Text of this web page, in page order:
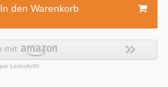
In den Warenkorb